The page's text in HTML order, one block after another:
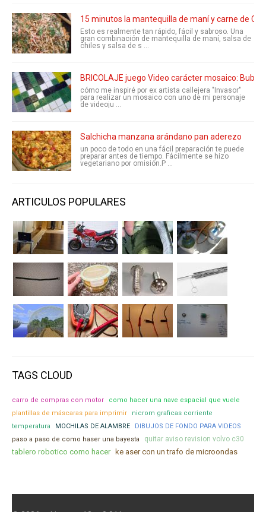
15 minutos la mantequilla de maní y carne de
Esto es realmente tan rápido, fácil y sabroso. Una
gran combinación de mantequilla de maní, salsa de
chiles y salsa de s ...
BRICOLAJE juego Video carácter mosaico:
cómo me inspiré por ex artista callejera "Invasor"
para realizar un mosaico con uno de mi personaje
de videoju ...
Salchicha manzana arándano pan aderezo
un poco de todo en una fácil preparación te puede
preparar antes de tiempo. Fácilmente se hizo
vegetariano por omisión.P ...
ARTICULOS POPULARES
TAGS CLOUD
carro de compras con motor
como hacer una nave espacial que vuele
plantillas de máscaras para imprimir
nicrom graficas corriente
temperatura
MOCHILAS DE ALAMBRE
DIBUJOS DE FONDO PARA VIDEOS
paso a paso de como haser una bayesta
quitar aviso revision volvo c30
tablero robotico como hacer ke aser con un trafo de microondas